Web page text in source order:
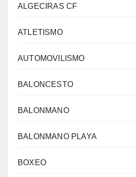
ALGECIRAS CF
ATLETISMO
AUTOMOVILISMO
BALONCESTO
BALONMANO
BALONMANO PLAYA
BOXEO